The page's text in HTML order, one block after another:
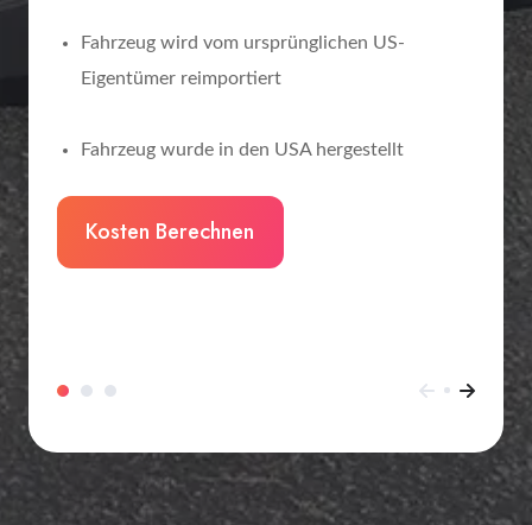
Fahrzeug wird vom ursprünglichen US-
Eigentümer reimportiert
Fahrzeug wurde in den USA hergestellt
Kosten Berechnen